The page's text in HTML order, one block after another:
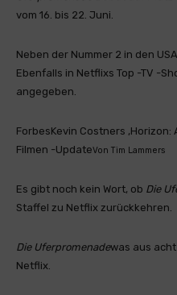
vom 16. bis 22. Juni.
Neben der Nummer 2 in den
Ebenfalls in Netflixs Top -TV -
angegeben.
ForbesKevin Costners
Filmen -UpdateVon Tim Lammers
Es gibt noch kein Wort, ob Die
Staffel zu Netflix zurückkehren.
Die Uferpromenadewas aus
Netflix.